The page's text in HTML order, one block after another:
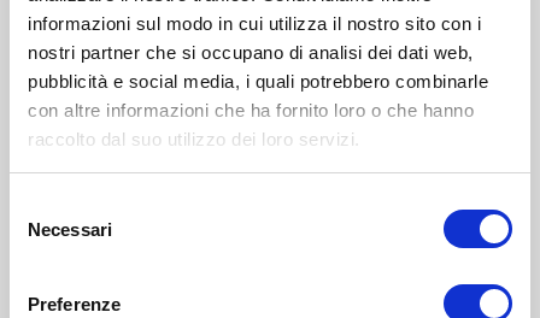
informazioni sul modo in cui utilizza il nostro sito con i
nostri partner che si occupano di analisi dei dati web,
pubblicità e social media, i quali potrebbero combinarle
con altre informazioni che ha fornito loro o che hanno
raccolto dal suo utilizzo dei loro servizi.
delNecessari
Preferenze
Contatti Privacy Policy Cookie Policy